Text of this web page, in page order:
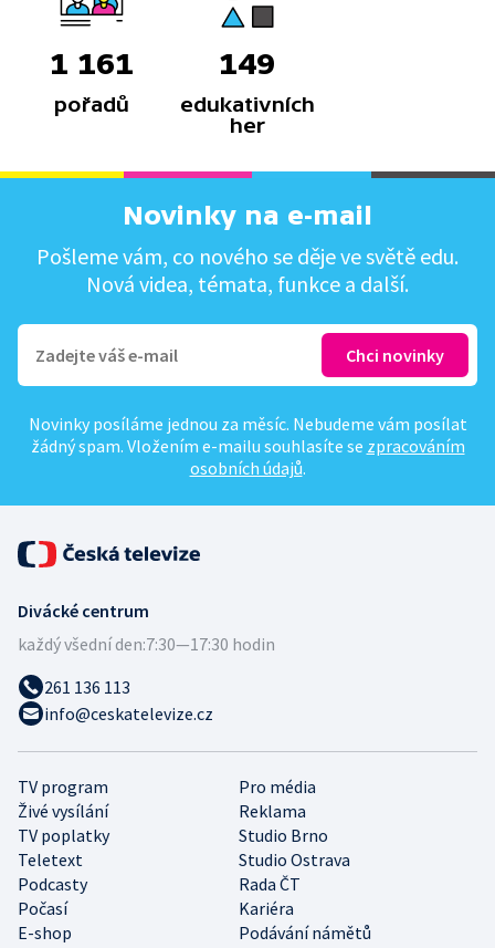
1 161
pořadů
149
edukativních
her
Novinky na e-mail
Pošleme vám, co nového se děje ve světě edu.
Nová videa, témata, funkce a další.
Novinky posíláme jednou za měsíc. Nebudeme vám posílat
žádný spam. Vložením e-mailu souhlasíte se zpracováním
osobních údajů.